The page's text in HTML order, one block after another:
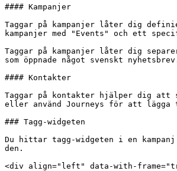
#### Kampanjer
Taggar på kampanjer låter dig
kampanjer med "Events" och ett
Taggar på kampanjer låter dig
som öppnade något svenskt
#### Kontakter
Taggar på kontakter hjälper dig att
eller använd Journeys för att
### Tagg-widgeten
Du hittar tagg-widgeten i en
den.
<div align="left" data-with-